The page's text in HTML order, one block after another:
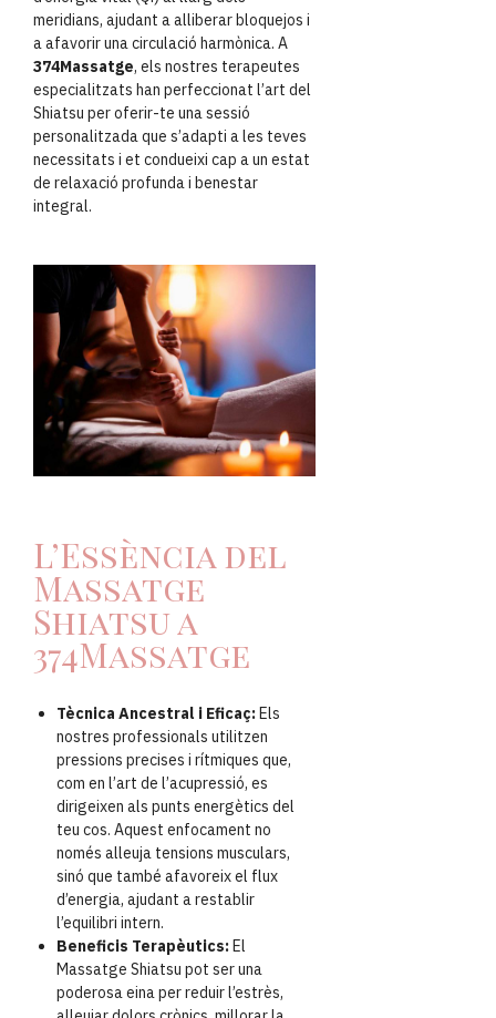
meridians, ajudant a alliberar bloquejos i
a afavorir una circulació harmònica. A
374Massatge, els nostres terapeutes
especialitzats han perfeccionat l’art del
Shiatsu per oferir-te una sessió
personalitzada que s’adapti a les teves
necessitats i et condueixi cap a un estat
de relaxació profunda i benestar
integral.
L’Essència del
Massatge
Shiatsu a
374Massatge
Tècnica Ancestral i Eficaç:Els
nostres professionals utilitzen
pressions precises i rítmiques que,
com en l’art de l’acupressió, es
dirigeixen als punts energètics del
teu cos. Aquest enfocament no
només alleuja tensions musculars,
sinó que també afavoreix el flux
d’energia, ajudant a restablir
l’equilibri intern.
Beneficis Terapèutics:El
Massatge Shiatsu pot ser una
poderosa eina per reduir l’estrès,